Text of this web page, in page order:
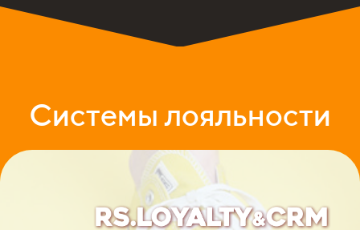
Системы лояльности